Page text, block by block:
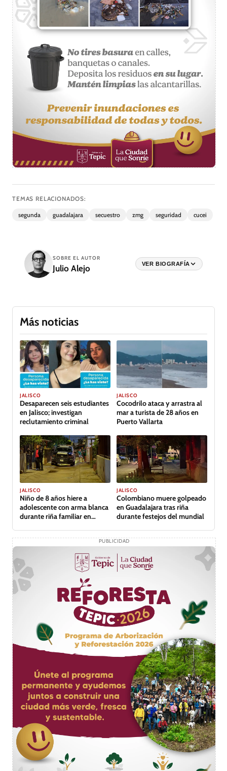
TEMAS RELACIONADOS:
segunda guadalajara secuestro zmg seguridad cucei
SOBRE EL AUTOR
Julio Alejo VER BIOGRAFÍA
Más noticias
JALISCO
Desaparecen seis estudiantes
en Jalisco; investigan
reclutamiento criminal
JALISCO
Cocodrilo ataca y arrastra al
mar a turista de 28 años en
Puerto Vallarta
JALISCO
Niño de 8 años hiere a
adolescente con arma blanca
durante riña familiar en
JALISCO
Colombiano muere golpeado
en Guadalajara tras riña
durante festejos del mundial
PUBLICIDAD